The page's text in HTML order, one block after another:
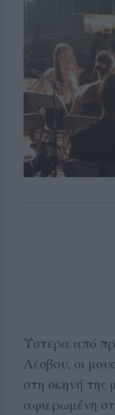
Ύστερα από
Λέσβου, οι
στη σκηνή της
αφιερωμένη